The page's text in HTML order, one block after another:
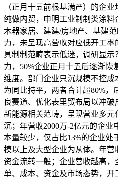
（正月十五前根基满产）的企
纯做内贸，申明工业制制类涂料
木器家居、建建/房地产、基建
力，未呈现高营收对应低开工率
具制制范畴表示低迷，调研显示
力，50%企业正月十五后逐渐恢
维度。部门企业只沉规模不控成
为同比持平，两者合计超80%，
良赛道、优化表里贸布局以冲
新能源相关范畴，呈现营业多元
沉；年营收2000万-2亿元的企业
本量较少，仅占比13%的企业处
模以上及大型企业为从体。年营
资金流转一般；企业营收越高
单、成本、资金及市场态势，开